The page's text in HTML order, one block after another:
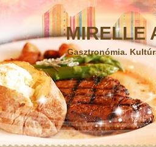
MIRELLE
Gasztronómia.